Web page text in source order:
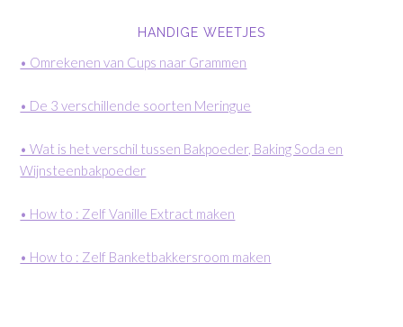
HANDIGE WEETJES
• Omrekenen van Cups naar Grammen
• De 3 verschillende soorten Meringue
• Wat is het verschil tussen Bakpoeder, Baking Soda en
Wijnsteenbakpoeder
• How to : Zelf Vanille Extract maken
• How to : Zelf Banketbakkersroom maken